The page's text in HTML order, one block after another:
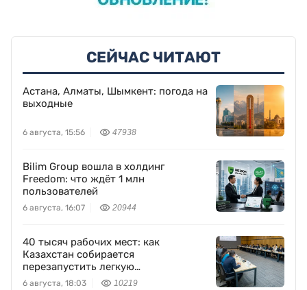
СЕЙЧАС ЧИТАЮТ
Астана, Алматы, Шымкент: погода на
выходные
6 августа, 15:56 47938
Bilim Group вошла в холдинг
Freedom: что ждёт 1 млн
пользователей
6 августа, 16:07 20944
40 тысяч рабочих мест: как
Казахстан собирается
перезапустить легкую
промышленность
6 августа, 18:03 10219